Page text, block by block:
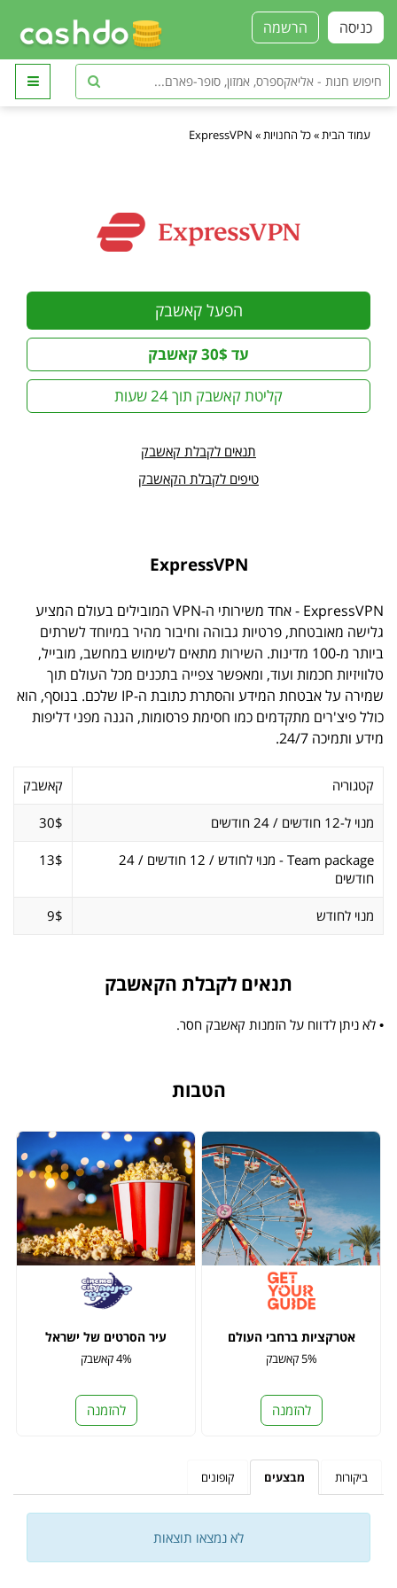
הרשמה כניסה
עמוד הבית »כל החנויות »
ExpressVPN
הפעל קאשבק
עד 30$ קאשבק
קליטת קאשבק תוך 24 שעות
תנאים לקבלת קאשבק
טיפים לקבלת הקאשבק
ExpressVPN
ExpressVPN - אחד משירותי ה-VPN המובילים בעולם המציע
גלישה מאובטחת, פרטיות גבוהה וחיבור מהיר במיוחד לשרתים
ביותר מ-100 מדינות. השירות מתאים לשימוש במחשב, מובייל,
טלוויזיות חכמות ועוד, ומאפשר צפייה בתכנים מכל העולם תוך
שמירה על אבטחת המידע והסתרת כתובת ה-IP שלכם. בנוסף, הוא
כולל פיצ'רים מתקדמים כמו חסימת פרסומות, הגנה מפני דליפות
מידע ותמיכה 24/7.
קטגוריה קאשבק
מנוי ל-12 חודשים / 24 חודשים 30$
Team package - מנוי לחודש / 12 חודשים / 24
חודשים
13$
מנוי לחודש 9$
תנאים לקבלת הקאשבק
• לא ניתן לדווח על הזמנות קאשבק חסר.
הטבות
אטרקציות ברחבי העולם
5% קאשבק
להזמנה
עיר הסרטים של ישראל
4% קאשבק
להזמנה
ביקורות מבצעים קופונים
לא נמצאו תוצאות